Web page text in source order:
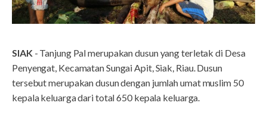
SIAK - Tanjung Pal merupakan dusun yang terletak di Desa
Penyengat, Kecamatan Sungai Apit, Siak, Riau. Dusun
tersebut merupakan dusun dengan jumlah umat muslim 50
kepala keluarga dari total 650 kepala keluarga.